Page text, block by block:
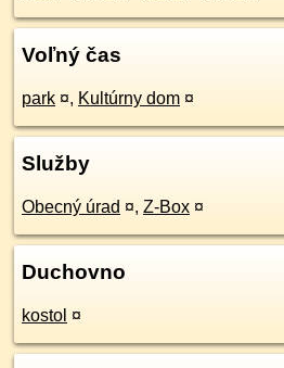
Voľný čas
park ¤, Kultúrny dom ¤
Služby
Obecný úrad ¤, Z-Box ¤
Duchovno
kostol ¤